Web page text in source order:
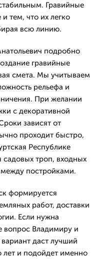
Гравийные
тем, что их легко
всю линию.
подробно
гравийные
смета. Мы учитываем
рельефа и
При желании
с декоративной
зависят от
проходит быстро,
Республике
садовых троп, входных
постройками.
формируется
работ, доставки
Если нужна
вопрос Владимиру и
даст лучший
лет и подойдет именно